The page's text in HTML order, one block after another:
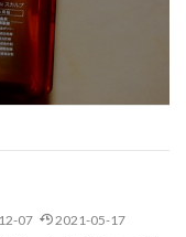
07 2021-05-17